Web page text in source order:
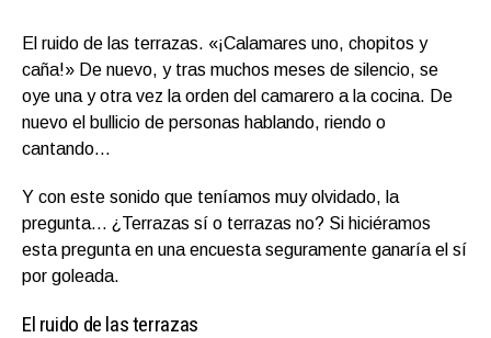
El ruido de las terrazas. «¡Calamares uno, chopitos y
caña!» De nuevo, y tras muchos meses de silencio, se
oye una y otra vez la orden del camarero a la cocina. De
nuevo el bullicio de personas hablando, riendo o
cantando…
Y con este sonido que teníamos muy olvidado, la
pregunta… ¿Terrazas sí o terrazas no? Si hiciéramos
esta pregunta en una encuesta seguramente ganaría el sí
por goleada.
El ruido de las terrazas